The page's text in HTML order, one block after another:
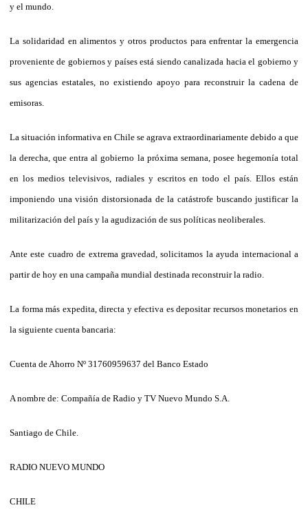
y el mundo.
La solidaridad en alimentos y otros productos para enfrentar la emergencia
proveniente de gobiernos y países está siendo canalizada hacia el gobierno y
sus agencias estatales, no existiendo apoyo para reconstruir la cadena de
emisoras.
La situación informativa en Chile se agrava extraordinariamente debido a que
la derecha, que entra al gobierno la próxima semana, posee hegemonía total
en los medios televisivos, radiales y escritos en todo el país. Ellos están
imponiendo una visión distorsionada de la catástrofe buscando justificar la
militarización del país y la agudización de sus políticas neoliberales.
Ante este cuadro de extrema gravedad, solicitamos la ayuda internacional a
partir de hoy en una campaña mundial destinada reconstruir la radio.
La forma más expedita, directa y efectiva es depositar recursos monetarios en
la siguiente cuenta bancaria:
Cuenta de Ahorro Nº 31760959637 del Banco Estado
A nombre de: Compañía de Radio y TV Nuevo Mundo S.A.
Santiago de Chile.
RADIO NUEVO MUNDO
CHILE